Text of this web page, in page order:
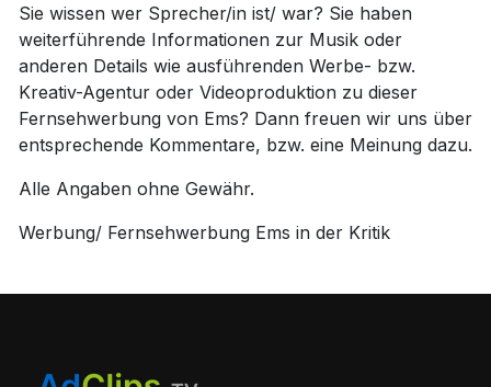
Sie wissen wer Sprecher/in ist/ war? Sie haben
weiterführende Informationen zur Musik oder
anderen Details wie ausführenden Werbe- bzw.
Kreativ-Agentur oder Videoproduktion zu dieser
Fernsehwerbung von Ems? Dann freuen wir uns über
entsprechende Kommentare, bzw. eine Meinung dazu.
Alle Angaben ohne Gewähr.
Werbung/ Fernsehwerbung Ems in der Kritik